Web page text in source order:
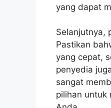
yang dapat
Selanjutnya,
Pastikan
yang cepat,
penyedia
sangat
pilihan untuk